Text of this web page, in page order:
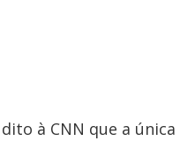
à CNN que a